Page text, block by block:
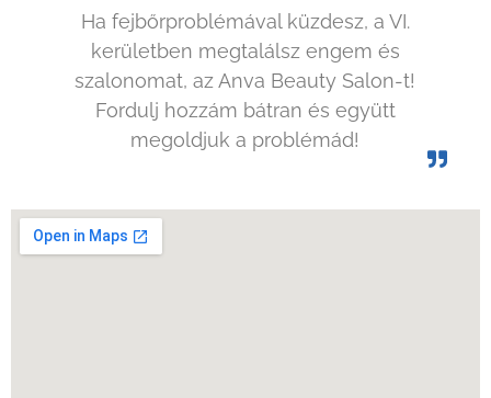
Ha fejbőrproblémával küzdesz, a VI.
kerületben megtalálsz engem és
szalonomat, az Anva Beauty Salon-t!
Fordulj hozzám bátran és együtt
megoldjuk a problémád!